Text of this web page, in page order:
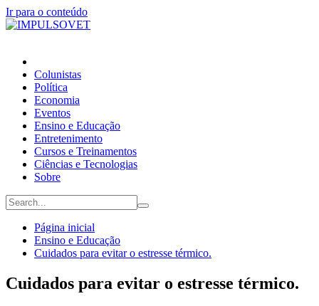
Ir para o conteúdo
Colunistas
Política
Economia
Eventos
Ensino e Educação
Entretenimento
Cursos e Treinamentos
Ciências e Tecnologias
Sobre
Página inicial
Ensino e Educação
Cuidados para evitar o estresse térmico.
Cuidados para evitar o estresse térmico.